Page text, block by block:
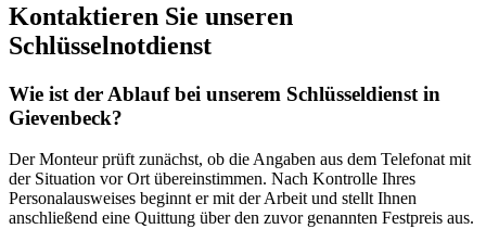
Kontaktieren Sie unseren
Schlüsselnotdienst
Wie ist der Ablauf bei unserem Schlüsseldienst in
Gievenbeck?
Der Monteur prüft zunächst, ob die Angaben aus dem Telefonat mit
der Situation vor Ort übereinstimmen. Nach Kontrolle Ihres
Personalausweises beginnt er mit der Arbeit und stellt Ihnen
anschließend eine Quittung über den zuvor genannten Festpreis aus.